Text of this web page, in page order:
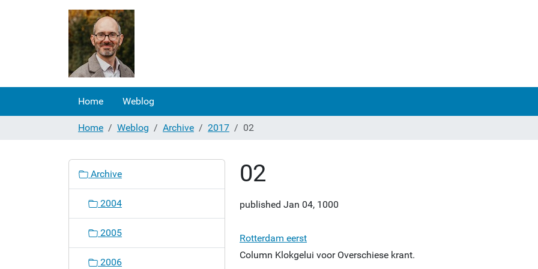
Home Weblog
Home
Weblog Archive 2017 02
02
published Jan 04, 1000
Rotterdam eerst
Column Klokgelui voor Overschiese krant.
Archive
2004
2005
2006